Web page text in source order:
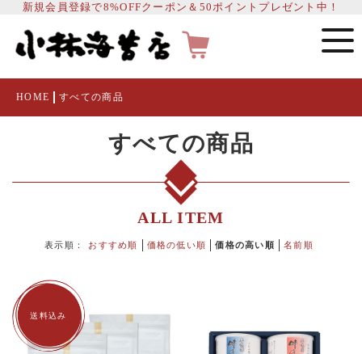
新規会員登録で8%OFFクーポン＆50ポイントプレゼント中！
HOME すべての商品
すべての商品
ALL ITEM
表示順： おすすめ順 価格の低い順 価格の高い順 名前順